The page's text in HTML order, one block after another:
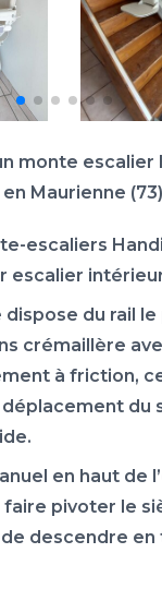
monte escalier
Maurienne (73)
escaliers
escalier
dispose du rail le
crémaillère
à friction,
du
en haut de
pivoter le
descendre en